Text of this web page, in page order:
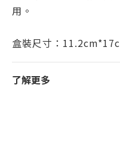
用。
盒裝尺寸：
了解更多